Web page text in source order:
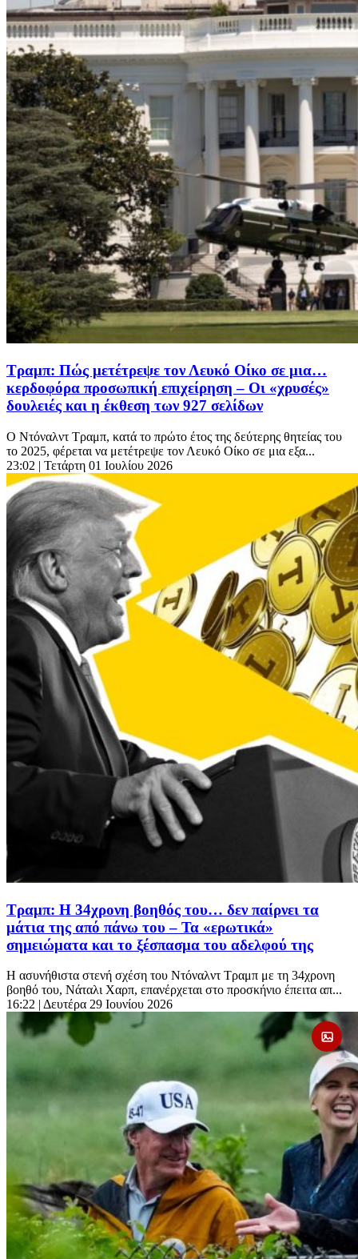
Τραμπ: Πώς μετέτρεψε τον Λευκό Οίκο σε μια…
κερδοφόρα προσωπική επιχείρηση – Οι «χρυσές»
δουλειές και η έκθεση των 927 σελίδων
Ο Ντόναλντ Τραμπ, κατά το πρώτο έτος της δεύτερης θητείας του
το 2025, φέρεται να μετέτρεψε τον Λευκό Οίκο σε μια εξα...
23:02 | Τετάρτη 01 Ιουλίου 2026
Τραμπ: Η 34χρονη βοηθός του… δεν παίρνει τα
μάτια της από πάνω του – Τα «ερωτικά»
σημειώματα και το ξέσπασμα του αδελφού της
Η ασυνήθιστα στενή σχέση του Ντόναλντ Τραμπ με τη 34χρονη
βοηθό του, Νάταλι Χαρπ, επανέρχεται στο προσκήνιο έπειτα απ...
16:22 | Δευτέρα 29 Ιουνίου 2026